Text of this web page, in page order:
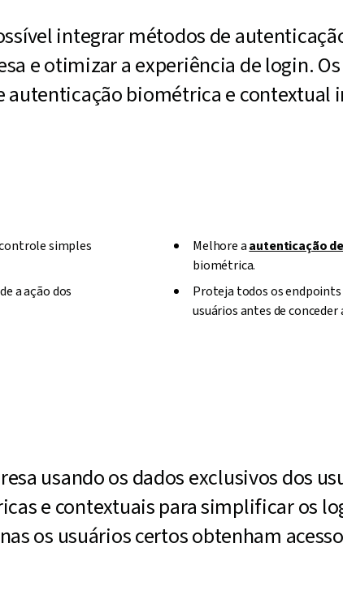
integrar métodos de
e otimizar a experiência de login.
autenticação biométrica e contextual
simples
a ação dos
Melhore aautenticação
biométrica.
Proteja todos os endpoints
usuários antes de conceder
usando os dados exclusivos dos
e contextuais para simplificar os
os usuários certos obtenham